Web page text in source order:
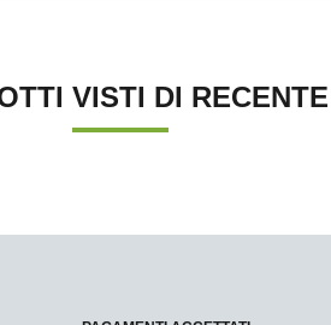
VISTI DI RECENTE